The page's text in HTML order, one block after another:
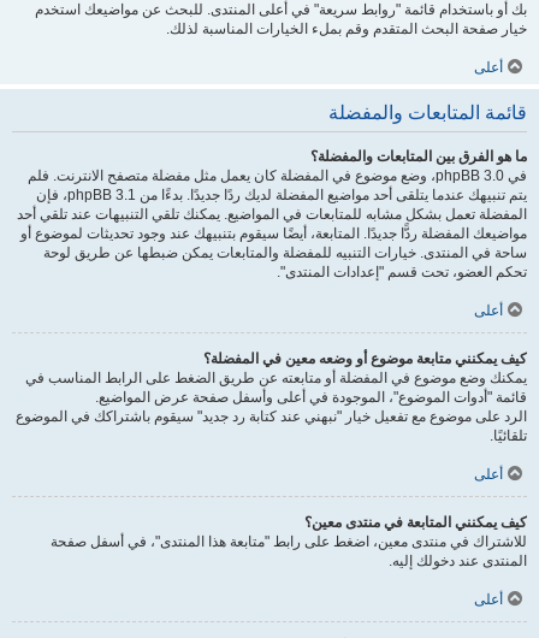
بك أو باستخدام قائمة "روابط سريعة" في أعلى المنتدى. للبحث عن مواضيعك استخدم
خيار صفحة البحث المتقدم وقم بملء الخيارات المناسبة لذلك.
أعلى
قائمة المتابعات والمفضلة
ما هو الفرق بين المتابعات والمفضلة؟
في phpBB 3.0، وضع موضوع في المفضلة كان يعمل مثل مفضلة متصفح الانترنت. فلم
يتم تنبيهك عندما يتلقى أحد مواضيع المفضلة لديك ردًا جديدًا. بدءًا من phpBB 3.1، فإن
المفضلة تعمل بشكل مشابه للمتابعات في المواضيع. يمكنك تلقي التنبيهات عند تلقي أحد
مواضيعك المفضلة ردًّا جديدًا. المتابعة، أيضًا سيقوم بتنبيهك عند وجود تحديثات لموضوع أو
ساحة في المنتدى. خيارات التنبيه للمفضلة والمتابعات يمكن ضبطها عن طريق لوحة
تحكم العضو، تحت قسم "إعدادات المنتدى".
أعلى
كيف يمكنني متابعة موضوع أو وضعه معين في المفضلة؟
يمكنك وضع موضوع في المفضلة أو متابعته عن طريق الضغط على الرابط المناسب في
قائمة "أدوات الموضوع"، الموجودة في أعلى وأسفل صفحة عرض المواضيع.
الرد على موضوع مع تفعيل خيار "نبهني عند كتابة رد جديد" سيقوم باشتراكك في الموضوع
تلقائيًا.
أعلى
كيف يمكنني المتابعة في منتدى معين؟
للاشتراك في منتدى معين، اضغط على رابط "متابعة هذا المنتدى"، في أسفل صفحة
المنتدى عند دخولك إليه.
أعلى